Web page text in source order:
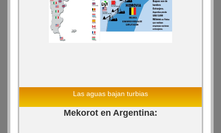
Las aguas bajan turbias
Mekorot en Argentina: